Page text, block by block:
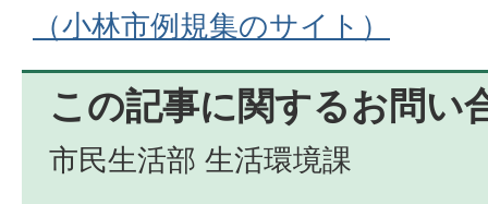
（小林市例規集のサイト）
この記事に関するお問い
市民生活部 生活環境課